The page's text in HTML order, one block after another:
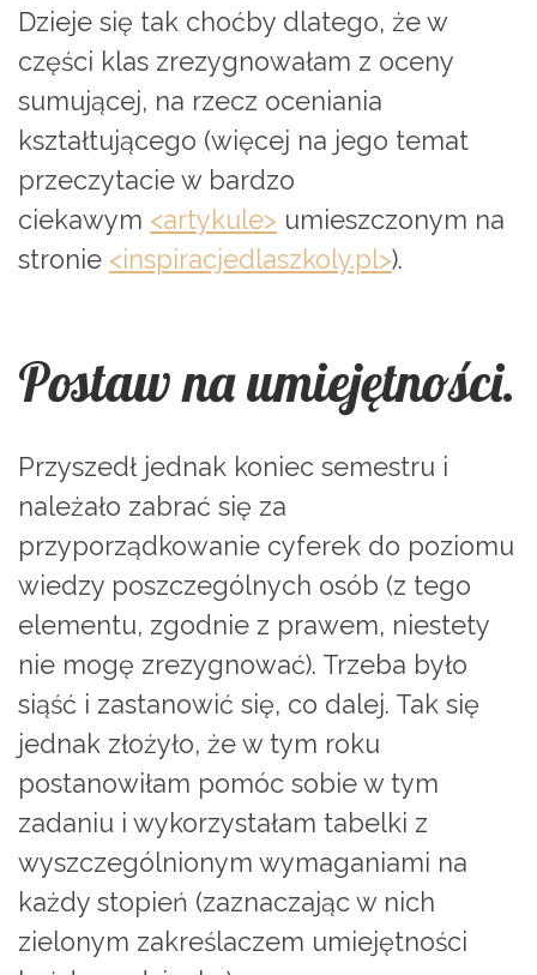
Dzieje się tak choćby dlatego, że w
części klas zrezygnowałam z oceny
sumującej, na rzecz oceniania
kształtującego (więcej na jego temat
przeczytacie w bardzo
ciekawym <artykule> umieszczonym na
stronie <inspiracjedlaszkoly.pl>).
Postaw na umiejętności.
Przyszedł jednak koniec semestru i
należało zabrać się za
przyporządkowanie cyferek do poziomu
wiedzy poszczególnych osób (z tego
elementu, zgodnie z prawem, niestety
nie mogę zrezygnować). Trzeba było
siąść i zastanowić się, co dalej. Tak się
jednak złożyło, że w tym roku
postanowiłam pomóc sobie w tym
zadaniu i wykorzystałam tabelki z
wyszczególnionym wymaganiami na
każdy stopień (zaznaczając w nich
zielonym zakreślaczem umiejętności